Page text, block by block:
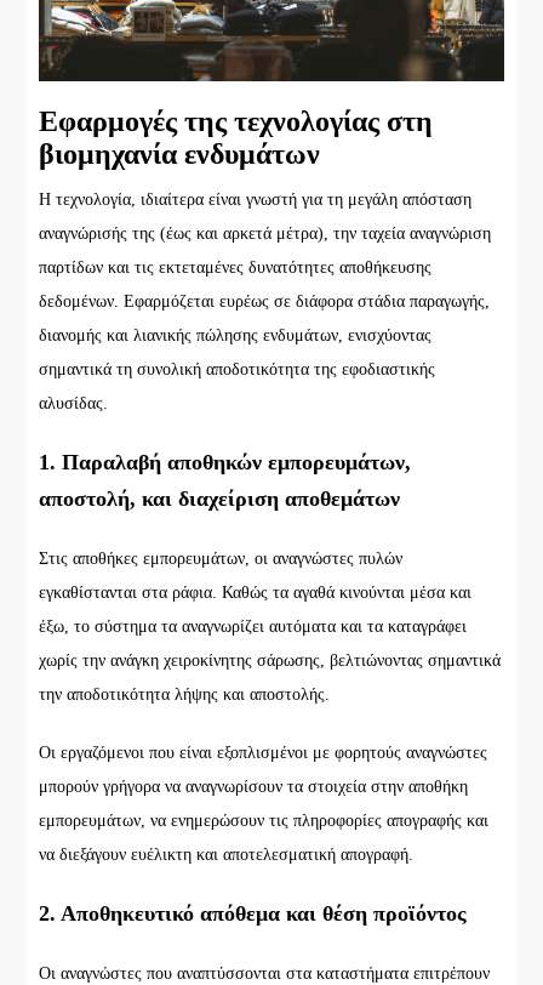
Εφαρμογές της τεχνολογίας στη
βιομηχανία ενδυμάτων
Η τεχνολογία, ιδιαίτερα είναι γνωστή για τη μεγάλη απόσταση
αναγνώρισής της (έως και αρκετά μέτρα), την ταχεία αναγνώριση
παρτίδων και τις εκτεταμένες δυνατότητες αποθήκευσης
δεδομένων. Εφαρμόζεται ευρέως σε διάφορα στάδια παραγωγής,
διανομής και λιανικής πώλησης ενδυμάτων, ενισχύοντας
σημαντικά τη συνολική αποδοτικότητα της εφοδιαστικής
αλυσίδας.
1. Παραλαβή αποθηκών εμπορευμάτων,
αποστολή, και διαχείριση αποθεμάτων
Στις αποθήκες εμπορευμάτων, οι αναγνώστες πυλών
εγκαθίστανται στα ράφια. Καθώς τα αγαθά κινούνται μέσα και
έξω, το σύστημα τα αναγνωρίζει αυτόματα και τα καταγράφει
χωρίς την ανάγκη χειροκίνητης σάρωσης, βελτιώνοντας σημαντικά
την αποδοτικότητα λήψης και αποστολής.
Οι εργαζόμενοι που είναι εξοπλισμένοι με φορητούς αναγνώστες
μπορούν γρήγορα να αναγνωρίσουν τα στοιχεία στην αποθήκη
εμπορευμάτων, να ενημερώσουν τις πληροφορίες απογραφής και
να διεξάγουν ευέλικτη και αποτελεσματική απογραφή.
2. Αποθηκευτικό απόθεμα και θέση προϊόντος
Οι αναγνώστες που αναπτύσσονται στα καταστήματα επιτρέπουν